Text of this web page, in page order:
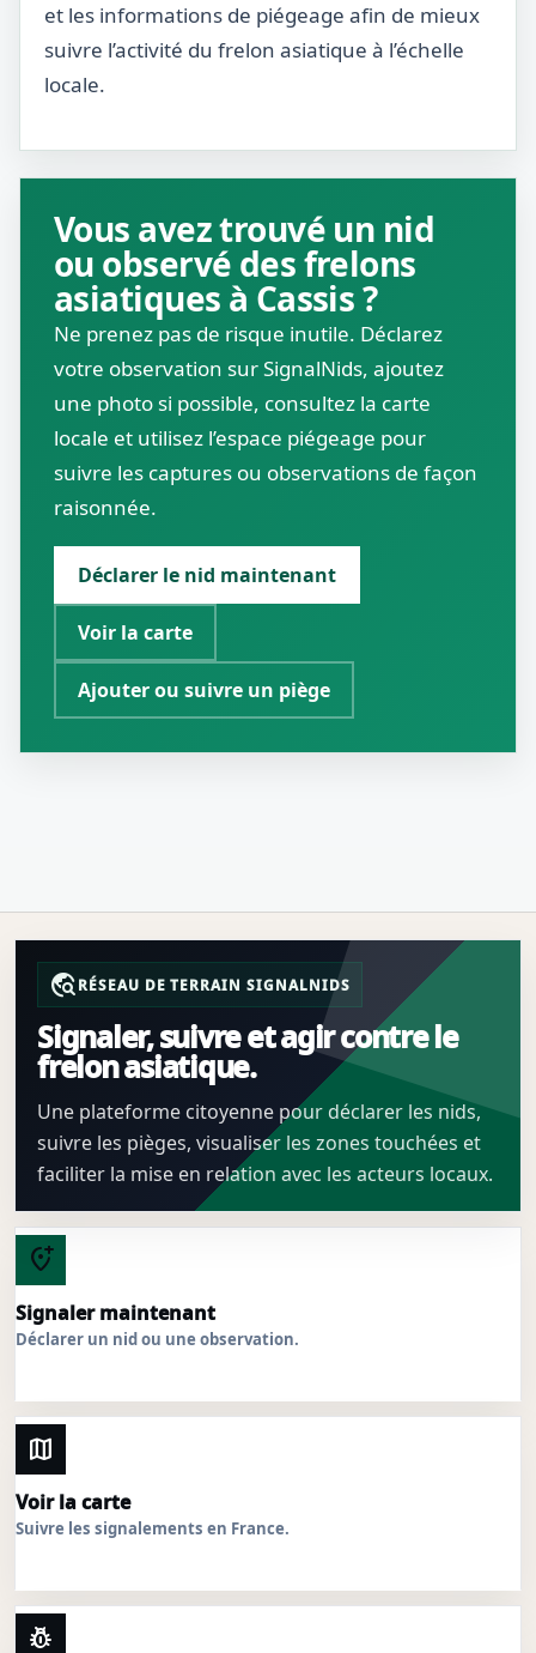
et les informations de piégeage afin de mieux
suivre l’activité du frelon asiatique à l’échelle
locale.
Vous avez trouvé un nid
ou observé des frelons
asiatiques à Cassis ?
Ne prenez pas de risque inutile. Déclarez
votre observation sur SignalNids, ajoutez
une photo si possible, consultez la carte
locale et utilisez l’espace piégeage pour
suivre les captures ou observations de façon
raisonnée.
Déclarer le nid maintenant
Voir la carte
Ajouter ou suivre un piège
travel_exploreRÉSEAU DE TERRAIN SIGNALNIDS
Signaler, suivre et agir contre le
frelon asiatique.
Une plateforme citoyenne pour déclarer les nids,
suivre les pièges, visualiser les zones touchées et
faciliter la mise en relation avec les acteurs locaux.
add_location_alt
Signaler maintenant
Déclarer un nid ou une observation.
map
Voir la carte
Suivre les signalements en France.
pest_control